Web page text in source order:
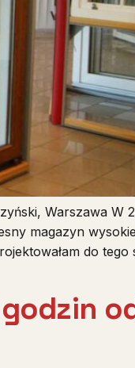
Warszawa W
magazyn
do